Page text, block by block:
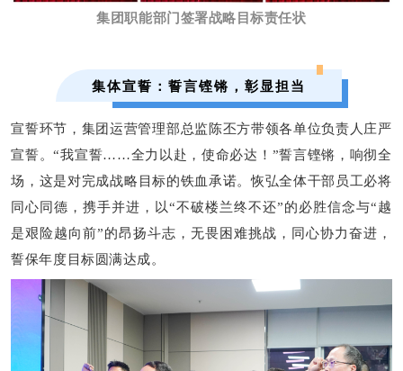
集团职能部门签署战略目标责任状
集体宣誓：誓言铿锵，彰显担当
宣誓环节，集团运营管理部总监陈丕方带领各单位负责人庄严
宣誓。“我宣誓……全力以赴，使命必达！”誓言铿锵，响彻全
场， 这是对完成战略目标的铁血承诺。恢弘全体干部员工必将
同心同德，携手并进，以“不破楼兰终不还”的必胜信念与“越
是艰险越向前”的昂扬斗志，无畏困难挑战，同心协力奋进，
誓保年度目标圆满达成。